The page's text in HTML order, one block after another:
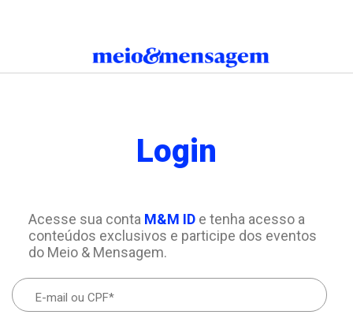
Login
Acesse sua conta M&M IDe tenha acesso a
conteúdos exclusivos e participe dos eventos
do Meio & Mensagem.